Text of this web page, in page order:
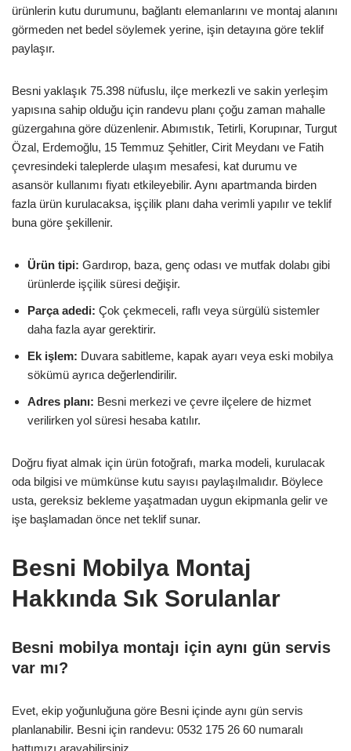
ürünlerin kutu durumunu, bağlantı elemanlarını ve montaj alanını
görmeden net bedel söylemek yerine, işin detayına göre teklif
paylaşır.
Besni yaklaşık 75.398 nüfuslu, ilçe merkezli ve sakin yerleşim
yapısına sahip olduğu için randevu planı çoğu zaman mahalle
güzergahına göre düzenlenir. Abımıstık, Tetirli, Korupınar, Turgut
Özal, Erdemoğlu, 15 Temmuz Şehitler, Cirit Meydanı ve Fatih
çevresindeki taleplerde ulaşım mesafesi, kat durumu ve
asansör kullanımı fiyatı etkileyebilir. Aynı apartmanda birden
fazla ürün kurulacaksa, işçilik planı daha verimli yapılır ve teklif
buna göre şekillenir.
Ürün tipi: Gardırop, baza, genç odası ve mutfak dolabı gibi
ürünlerde işçilik süresi değişir.
Parça adedi: Çok çekmeceli, raflı veya sürgülü sistemler
daha fazla ayar gerektirir.
Ek işlem: Duvara sabitleme, kapak ayarı veya eski mobilya
sökümü ayrıca değerlendirilir.
Adres planı: Besni merkezi ve çevre ilçelere de hizmet
verilirken yol süresi hesaba katılır.
Doğru fiyat almak için ürün fotoğrafı, marka modeli, kurulacak
oda bilgisi ve mümkünse kutu sayısı paylaşılmalıdır. Böylece
usta, gereksiz bekleme yaşatmadan uygun ekipmanla gelir ve
işe başlamadan önce net teklif sunar.
Besni Mobilya Montaj
Hakkında Sık Sorulanlar
Besni mobilya montajı için aynı gün servis
var mı?
Evet, ekip yoğunluğuna göre Besni içinde aynı gün servis
planlanabilir. Besni için randevu: 0532 175 26 60 numaralı
hattımızı arayabilirsiniz.